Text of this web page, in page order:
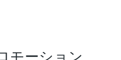
モーション